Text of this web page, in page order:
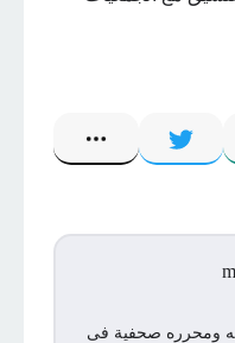
ومحرره صحفية فى